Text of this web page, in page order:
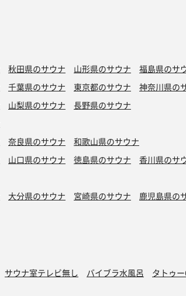
秋田県のサウナ 山形県のサウナ 福島県のサ
千葉県のサウナ 東京都のサウナ 神奈川県の
山梨県のサウナ 長野県のサウナ
奈良県のサウナ 和歌山県のサウナ
山口県のサウナ 徳島県のサウナ 香川県のサ
大分県のサウナ 宮崎県のサウナ 鹿児島県の
サウナ室テレビ無し バイブラ水風呂 タトゥ